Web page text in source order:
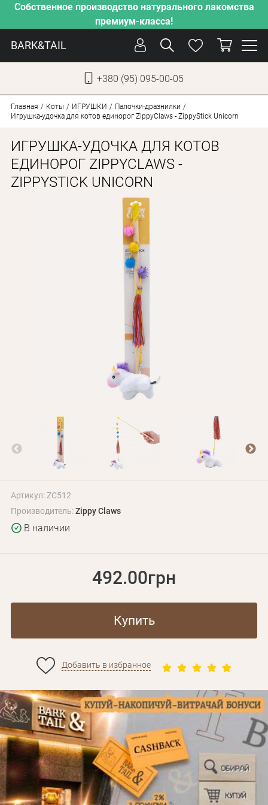
Собственное производство натурального лакомства
премиум-класса!
BARK&TAIL
+380 (95) 095-00-05
УХОД
ЗАБОТА
ОТ ЖАРЫ
НАШЕ ПРОИЗВОДСТВО
НОВИНКИ
АКЦИИ
ДЛЯ СОБАК
Оплата и доставка
Программа лояльности
О Нас
Оптовым клиентам
Контакты
+380 (95) 095-00-05
Главная Коты ИГРУШКИ
Палочки-дразнилки
Игрушка-удочка для котов единорог ZippyClaws - ZippyStick Unicorn
ИГРУШКА-УДОЧКА ДЛЯ КОТОВ
ЕДИНОРОГ ZIPPYCLAWS -
ZIPPYSTICK UNICORN
Артикул: ZC512
Производитель:Zippy Claws
В наличии
492.00грн
Купить
Добавить в избранное